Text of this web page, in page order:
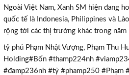
Ngoài Việt Nam, Xanh SM hiện đang
quốc tế là Indonesia, Philippines và
rộng tới các thị trường khác trong năm
tỷ phú Phạm Nhật Vượng, Phạm Thu
Holding#Bốn #thamp224nh
#đamp236nh #tỷ #phamp250 #Phạm